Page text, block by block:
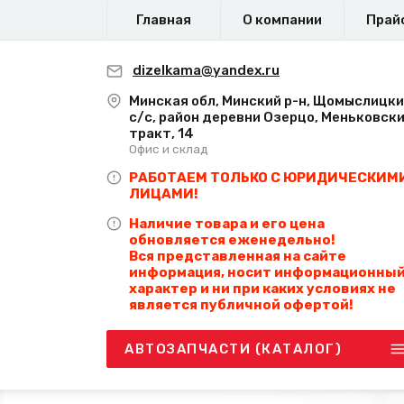
Главная О компании
dizelkama@yandex.ru
Минская обл, Минский р-н,
с/с, район деревни Озерцо,
тракт, 14
Офис и склад
РАБОТАЕМ ТОЛЬКО С
ЛИЦАМИ!
Наличие товара и его цена
обновляется еженедельно!
Вся представленная на сайте
информация, носит информационный
характер и ни при каких условиях не
является публичной офертой!
АВТОЗАПЧАСТИ (КАТАЛОГ)